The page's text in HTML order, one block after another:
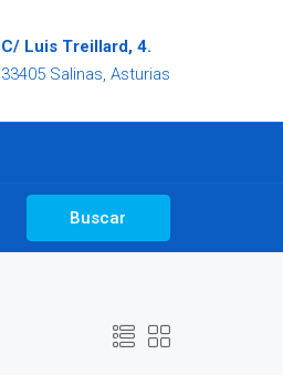
C/ Luis Treillard, 4.
33405 Salinas, Asturias
Buscar